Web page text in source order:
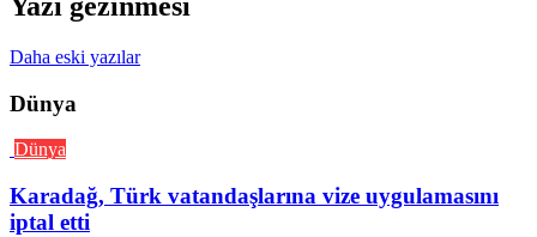
Daha eski yazılar
Dünya
Dünya
Karadağ, Türk vatandaşlarına vize uygulamasını
iptal etti